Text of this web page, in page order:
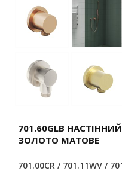
701.60GLB
ЗОЛОТО МАТОВЕ
701.00CR / 701.11WV /